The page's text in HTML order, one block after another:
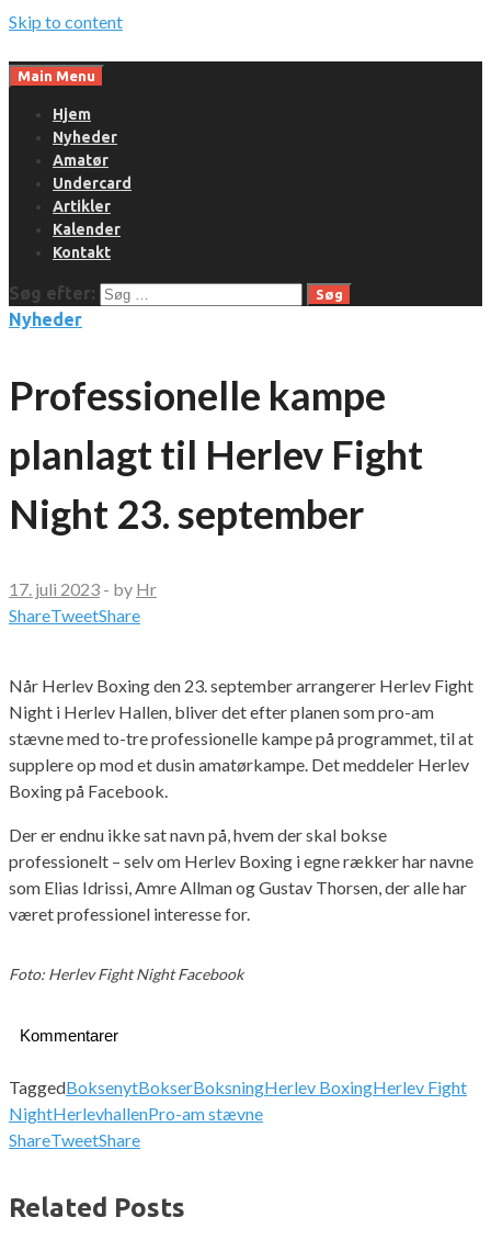
Skip to content
Main Menu
Hjem
Nyheder
Amatør
Undercard
Artikler
Kalender
Kontakt
Søg efter:
Nyheder
Professionelle kampe
planlagt til Herlev Fight
Night 23. september
17. juli 2023 - by Hr
ShareTweetShare
Når Herlev Boxing den 23. september arrangerer Herlev Fight
Night i Herlev Hallen, bliver det efter planen som pro-am
stævne med to-tre professionelle kampe på programmet, til at
supplere op mod et dusin amatørkampe. Det meddeler Herlev
Boxing på Facebook.
Der er endnu ikke sat navn på, hvem der skal bokse
professionelt – selv om Herlev Boxing i egne rækker har navne
som Elias Idrissi, Amre Allman og Gustav Thorsen, der alle har
været professionel interesse for.
Foto: Herlev Fight Night Facebook
Kommentarer
TaggedBoksenytBokserBoksningHerlev BoxingHerlev Fight
NightHerlevhallenPro-am stævne
ShareTweetShare
Related Posts